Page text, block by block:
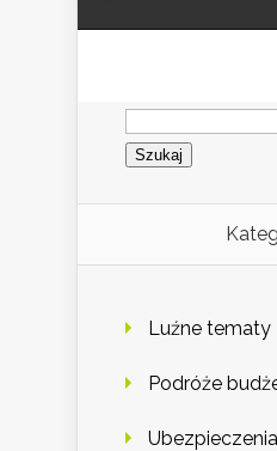
Szukaj:
Luźne tematy
Podróże